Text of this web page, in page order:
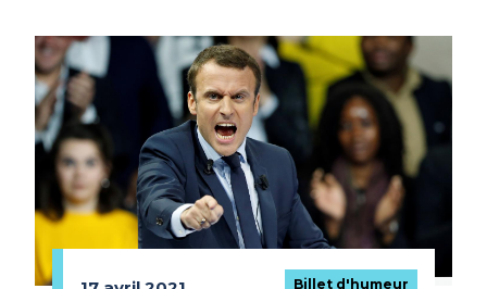
Billet d'humeur